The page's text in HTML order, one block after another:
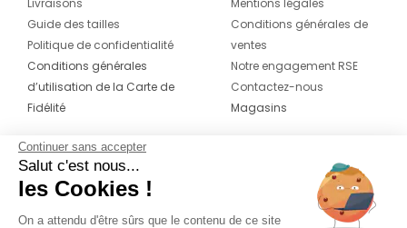
Livraisons
Guide des tailles
Politique de confidentialité
Conditions générales
d’utilisation de la Carte de
Fidélité
Mentions légales
Conditions générales de
ventes
Notre engagement RSE
Contactez-nous
Magasins
CONTACT
04 42 20 78 42
Du lundi au jeudi de 8h30 à 16h30 & le
Continuer sans accepter
Salut c'est nous...
les Cookies !
On a attendu d'être sûrs que le contenu de ce site